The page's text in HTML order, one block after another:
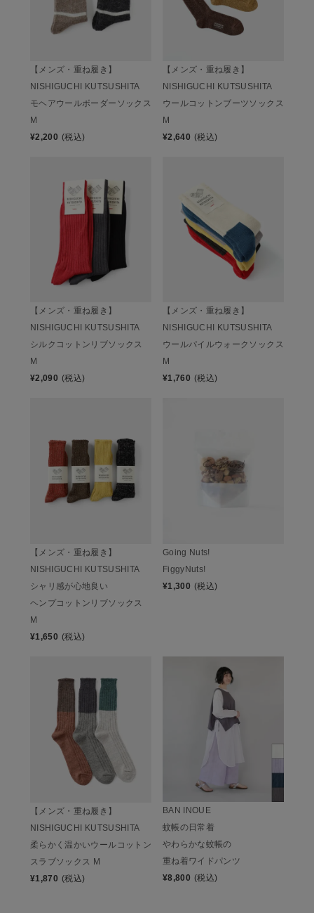
【メンズ・重ね履き】
NISHIGUCHI KUTSUSHITA
モヘアウールボーダーソックス
M
¥2,200 (税込)
【メンズ・重ね履き】
NISHIGUCHI KUTSUSHITA
ウールコットンブーツソックス
M
¥2,640 (税込)
【メンズ・重ね履き】
NISHIGUCHI KUTSUSHITA
シルクコットンリブソックス
M
¥2,090 (税込)
【メンズ・重ね履き】
NISHIGUCHI KUTSUSHITA
ウールパイルウォークソックス
M
¥1,760 (税込)
【メンズ・重ね履き】
NISHIGUCHI KUTSUSHITA
シャリ感が心地良い
ヘンプコットンリブソックス
M
¥1,650 (税込)
Going Nuts!
FiggyNuts!
¥1,300 (税込)
【メンズ・重ね履き】
NISHIGUCHI KUTSUSHITA
柔らかく温かいウールコットン
スラブソックス M
¥1,870 (税込)
BAN INOUE
蚊帳の日常着
やわらかな蚊帳の
重ね着ワイドパンツ
¥8,800 (税込)